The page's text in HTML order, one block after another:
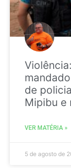
de
Mipibu e
VER MATÉRIA »
5 de agosto de